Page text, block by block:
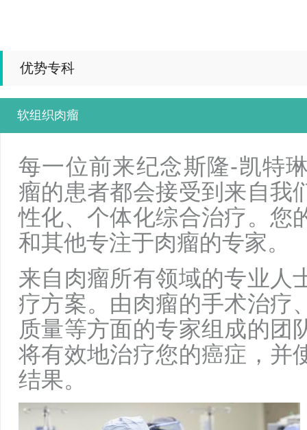
优势专科
软组织肉瘤
每一位前来纪念斯隆-凯特
瘤的患者都会接受到来自我
性化、个体化综合治疗。您
和其他专注于肉瘤的专家。
来自肉瘤所有领域的专业人
疗方案。由肉瘤的手术治疗
质量等方面的专家组成的团
将有效地治疗您的癌症，并
结果。